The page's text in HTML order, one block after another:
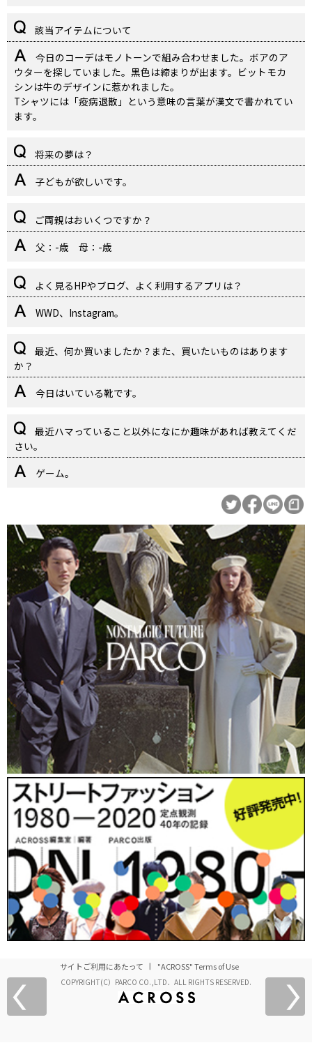
該当アイテムについて
今日のコーデはモノトーンで組み合わせました。ボアのア
ウターを探していました。黒色は締まりが出ます。ビットモカ
シンは牛のデザインに惹かれました。
Tシャツには「疫病退散」という意味の言葉が漢文で書かれてい
ます。
将来の夢は？
子どもが欲しいです。
ご両親はおいくつですか？
父：-歳 母：-歳
よく見るHPやブログ、よく利用するアプリは？
WWD、Instagram。
最近、何か買いましたか？また、買いたいものはあります
か？
今日はいている靴です。
最近ハマっていること以外になにか趣味があれば教えてくだ
さい。
ゲーム。
サイトご利用にあたって "ACROSS" Terms of Use
COPYRIGHT(C）PARCO CO.,LTD．ALL RIGHTS RESERVED.